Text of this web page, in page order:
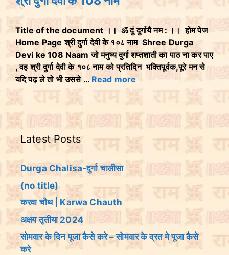
Title of the document ।। ॐ दुं दुर्गायै नम : ।। होम पेज
Home Page श्री दुर्गा देवी के १०८ नाम Shree Durga
Devi ke 108 Naam जो मनुष्य दुर्गा शप्तशाती का पाठ ना कर पाए
, वह श्री दुर्गा देवी के १०८ नाम को प्रतिदिन भक्तिपूर्वक,पूरे मन से
यदि पढ़ ले तो भी उससे … Read more
Latest Posts
Durga Chalisa-दुर्गा चालीसा
(no title)
करवा चौथ | Karwa Chauth
अक्षय तृतीया 2024
सोमवार के दिन पूजा कैसे करे – सोमवार के व्रत मे पूजा कैसे
करे